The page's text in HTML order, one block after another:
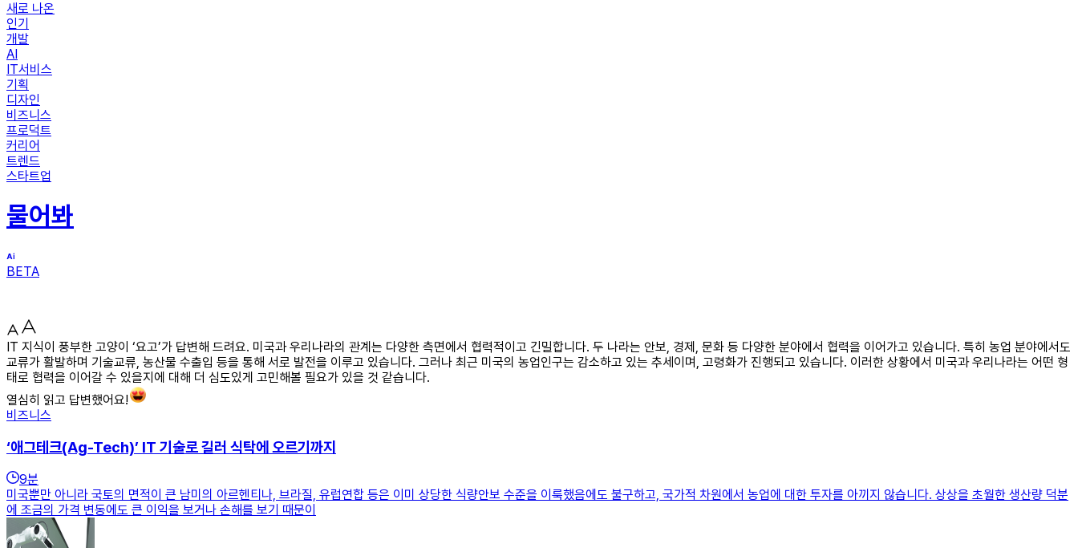
새로 나온
인기
개발
AI
IT서비스
기획
디자인
비즈니스
프로덕트
커리어
트렌드
스타트업
물어봐
BETA
IT 지식이 풍부한 고양이 ‘요고’가 답변해 드려요. 미국과 우리나라의 관계는 다양한 측면에서 협력적이고 긴밀합니다. 두 나라는 안보, 경제, 문화 등 다양한 분야에서 협력을 이어가고 있습니다. 특히 농업 분야에서도
교류가 활발하며 기술교류, 농산물 수출입 등을 통해 서로 발전을 이루고 있습니다. 그러나 최근 미국의 농업인구는 감소하고 있는 추세이며, 고령화가 진행되고 있습니다. 이러한 상황에서 미국과 우리나라는 어떤 형
태로 협력을 이어갈 수 있을지에 대해 더 심도있게 고민해볼 필요가 있을 것 같습니다.
열심히 읽고 답변했어요!
비즈니스
‘애그테크(Ag-Tech)’ IT 기술로 길러 식탁에 오르기까지
9분
미국뿐만 아니라 국토의 면적이 큰 남미의 아르헨티나, 브라질, 유럽연합 등은 이미 상당한 식량안보 수준을 이룩했음에도 불구하고, 국가적 차원에서 농업에 대한 투자를 아끼지 않습니다. 상상을 초월한 생산량 덕분
에 조금의 가격 변동에도 큰 이익을 보거나 손해를 보기 때문이